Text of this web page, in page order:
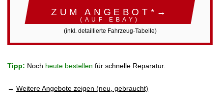
ZUM ANGEBOT*→
(AUF EBAY)
(inkl. detaillierte Fahrzeug-Tabelle)
Tipp: Noch heute bestellen für schnelle Reparatur.
→ Weitere Angebote zeigen (neu, gebraucht)